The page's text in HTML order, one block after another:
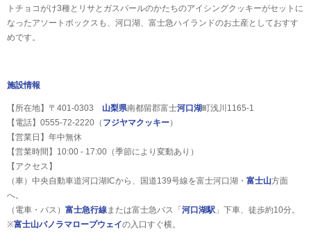
トチョコがけ3種とリサとガスパールのかたちのアイシングクッキーがセットに
なったアソートボックスも、河口湖、富士急ハイランドのお土産としておすす
めです。
施設情報
【所在地】〒401-0303 山梨県南都留郡富士河口湖町浅川1165-1
【電話】0555-72-2220（ フジヤマクッキー）
【営業日】年中無休
【営業時間】10:00 - 17:00（季節により変動あり）
【アクセス】
（車）中央自動車道河口湖ICから、国道139号線を富士河口湖・ 富士山方面
へ。
（電車・バス） 富士急行線または富士急バス「河口湖駅 」下車、徒歩約10分。
※富士山パノラマロープウェイの入口すぐ横。